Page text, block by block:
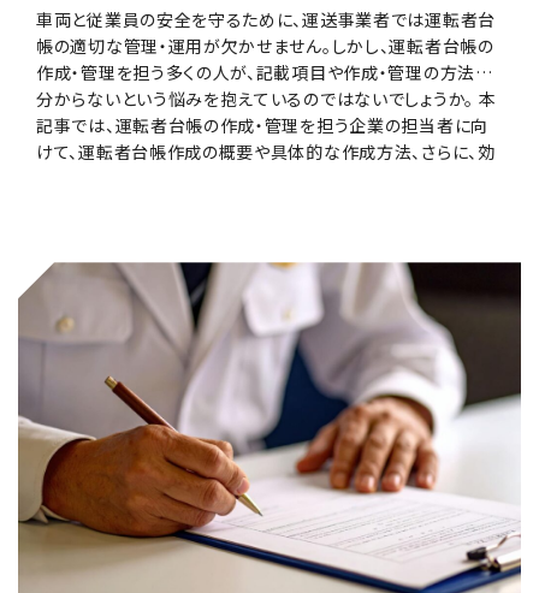
車両と従業員の安全を守るために、運送事業者では運転者台
帳の適切な管理・運用が欠かせません。しかし、運転者台帳の
作成・管理を担う多くの人が、記載項目や作成・管理の方法が
分からないという悩みを抱えているのではないでしょうか。 本
記事では、運転者台帳の作成・管理を担う企業の担当者に向
けて、運転者台帳作成の概要や具体的な作成方法、さらに、効